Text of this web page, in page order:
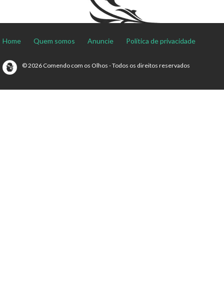
Home Quem somos Anuncie Política de privacidade
© 2026 Comendo com os Olhos - Todos os direitos reservados